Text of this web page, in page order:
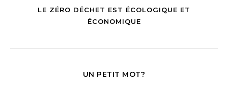
LE ZÉRO DÉCHET EST ÉCOLOGIQUE ET
ÉCONOMIQUE
UN PETIT MOT?